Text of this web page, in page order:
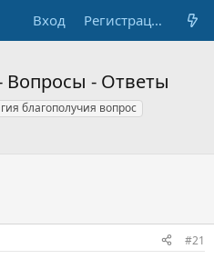
Вход Регистрация
Вопросы - Ответы
благополучия вопрос
#21